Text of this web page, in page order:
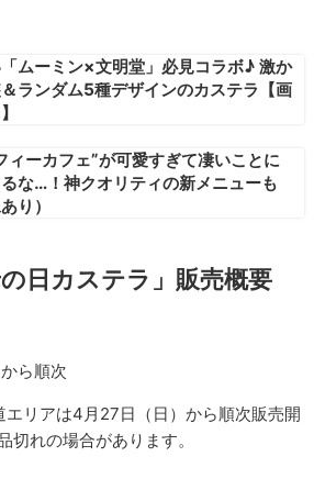
ムーミン×文明堂」必見コラボ♪ 激か
ランダム5種デザインのカステラ【画
ィーカフェ”が可愛すぎて凄いことに
な…！神クオリティの新メニューも
り）
の日カステラ」販売概要
ら順次
エリアは4月27日（日）から順次販売開
切れの場合があります。